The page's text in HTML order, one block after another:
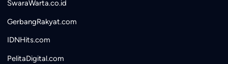
SwaraWarta.co.id
GerbangRakyat.com
IDNHits.com
PelitaDigital.com